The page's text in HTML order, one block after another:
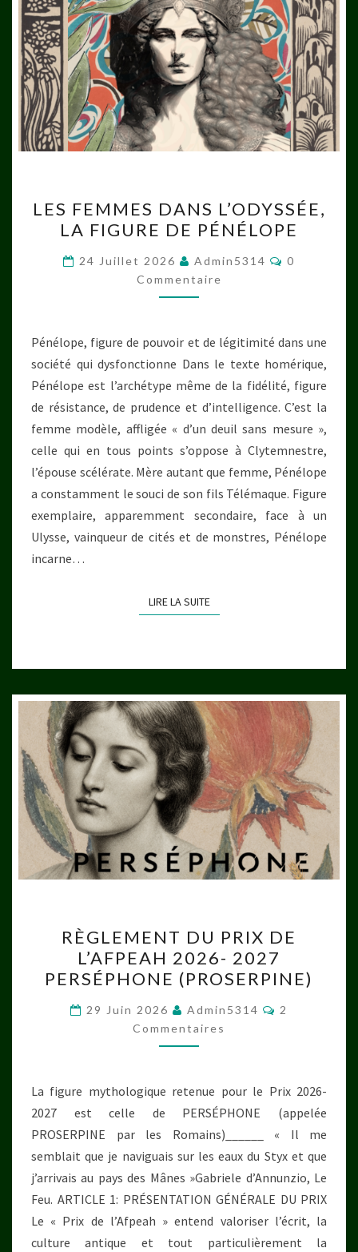
FEMMES
DANS
L’ODYSSÉE,
LA
FIGURE
PÉNÉLOPE
LES FEMMES DANS L’ODYSSÉE,
LA FIGURE DE PÉNÉLOPE
24 Juillet 2026 Admin5314
0
Commentaire
Pénélope, figure de pouvoir et de légitimité dans une
société qui dysfonctionne Dans le texte homérique,
Pénélope est l’archétype même de la fidélité, figure
de résistance, de prudence et d’intelligence. C’est la
femme modèle, affligée « d’un deuil sans mesure »,
celle qui en tous points s’oppose à Clytemnestre,
l’épouse scélérate. Mère autant que femme, Pénélope
a constamment le souci de son fils Télémaque. Figure
exemplaire, apparemment secondaire, face à un
Ulysse, vainqueur de cités et de monstres, Pénélope
incarne…
LIRE LA SUITELIRE LA SUITE
DU
PRIX
DE
L’AFPEAH
2026-
2027
(PROSERPINE)
RÈGLEMENT DU PRIX DE
L’AFPEAH 2026- 2027
PERSÉPHONE (PROSERPINE)
29 Juin 2026 Admin5314
2
Commentaires
La figure mythologique retenue pour le Prix 2026-
2027 est celle de PERSÉPHONE (appelée
PROSERPINE par les Romains)______ « Il me
semblait que je naviguais sur les eaux du Styx et que
j’arrivais au pays des Mânes »Gabriele d’Annunzio, Le
Feu. ARTICLE 1: PRÉSENTATION GÉNÉRALE DU PRIX
Le « Prix de l’Afpeah » entend valoriser l’écrit, la
culture antique et tout particulièrement la